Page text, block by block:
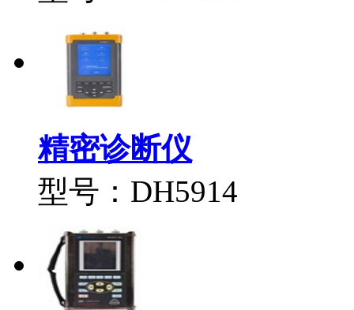
精密诊断仪
型号：DH5914